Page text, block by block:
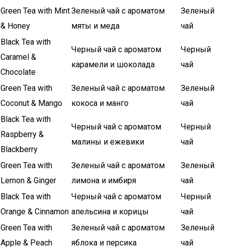
Green Tea with Mint
& Honey
Зеленый чай с ароматом
мяты и меда
Зеленый
чай
Black Tea with
Caramel &
Chocolate
Черный чай с ароматом
карамели и шоколада
Черный
чай
Green Tea with
Coconut & Mango
Зеленый чай с ароматом
кокоса и манго
Зеленый
чай
Black Tea with
Raspberry &
Blackberry
Черный чай с ароматом
малины и ежевики
Черный
чай
Green Tea with
Lemon & Ginger
Зеленый чай с ароматом
лимона и имбиря
Зеленый
чай
Black Tea with
Orange & Cinnamon
Черный чай с ароматом
апельсина и корицы
Черный
чай
Green Tea with
Apple & Peach
Зеленый чай с ароматом
яблока и персика
Зеленый
чай